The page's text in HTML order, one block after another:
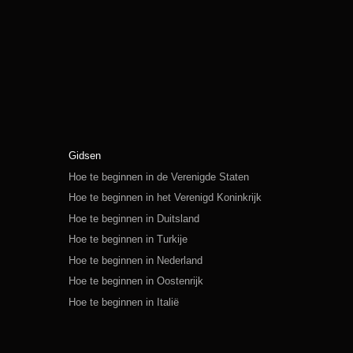
Gidsen
Hoe te beginnen in de Verenigde Staten
Hoe te beginnen in het Verenigd Koninkrijk
Hoe te beginnen in Duitsland
Hoe te beginnen in Turkije
Hoe te beginnen in Nederland
Hoe te beginnen in Oostenrijk
Hoe te beginnen in Italië